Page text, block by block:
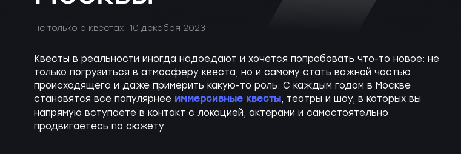
не только о квестах 10 декабря 2023
Квесты в реальности иногда надоедают и хочется попробовать что-то новое: не
только погрузиться в атмосферу квеста, но и самому стать важной частью
происходящего и даже примерить какую-то роль. С каждым годом в Москве
становятся все популярнее иммерсивные квесты, театры и шоу, в которых вы
напрямую вступаете в контакт с локацией, актерами и самостоятельно
продвигаетесь по сюжету.